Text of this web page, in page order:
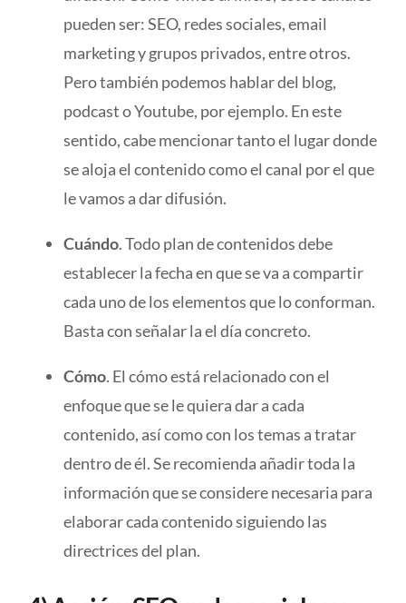
pueden ser: SEO, redes sociales, email
marketing y grupos privados, entre otros.
Pero también podemos hablar del blog,
podcast o Youtube, por ejemplo. En este
sentido, cabe mencionar tanto el lugar donde
se aloja el contenido como el canal por el que
le vamos a dar difusión.
Cuándo. Todo plan de contenidos debe
establecer la fecha en que se va a compartir
cada uno de los elementos que lo conforman.
Basta con señalar la el día concreto.
Cómo. El cómo está relacionado con el
enfoque que se le quiera dar a cada
contenido, así como con los temas a tratar
dentro de él. Se recomienda añadir toda la
información que se considere necesaria para
elaborar cada contenido siguiendo las
directrices del plan.